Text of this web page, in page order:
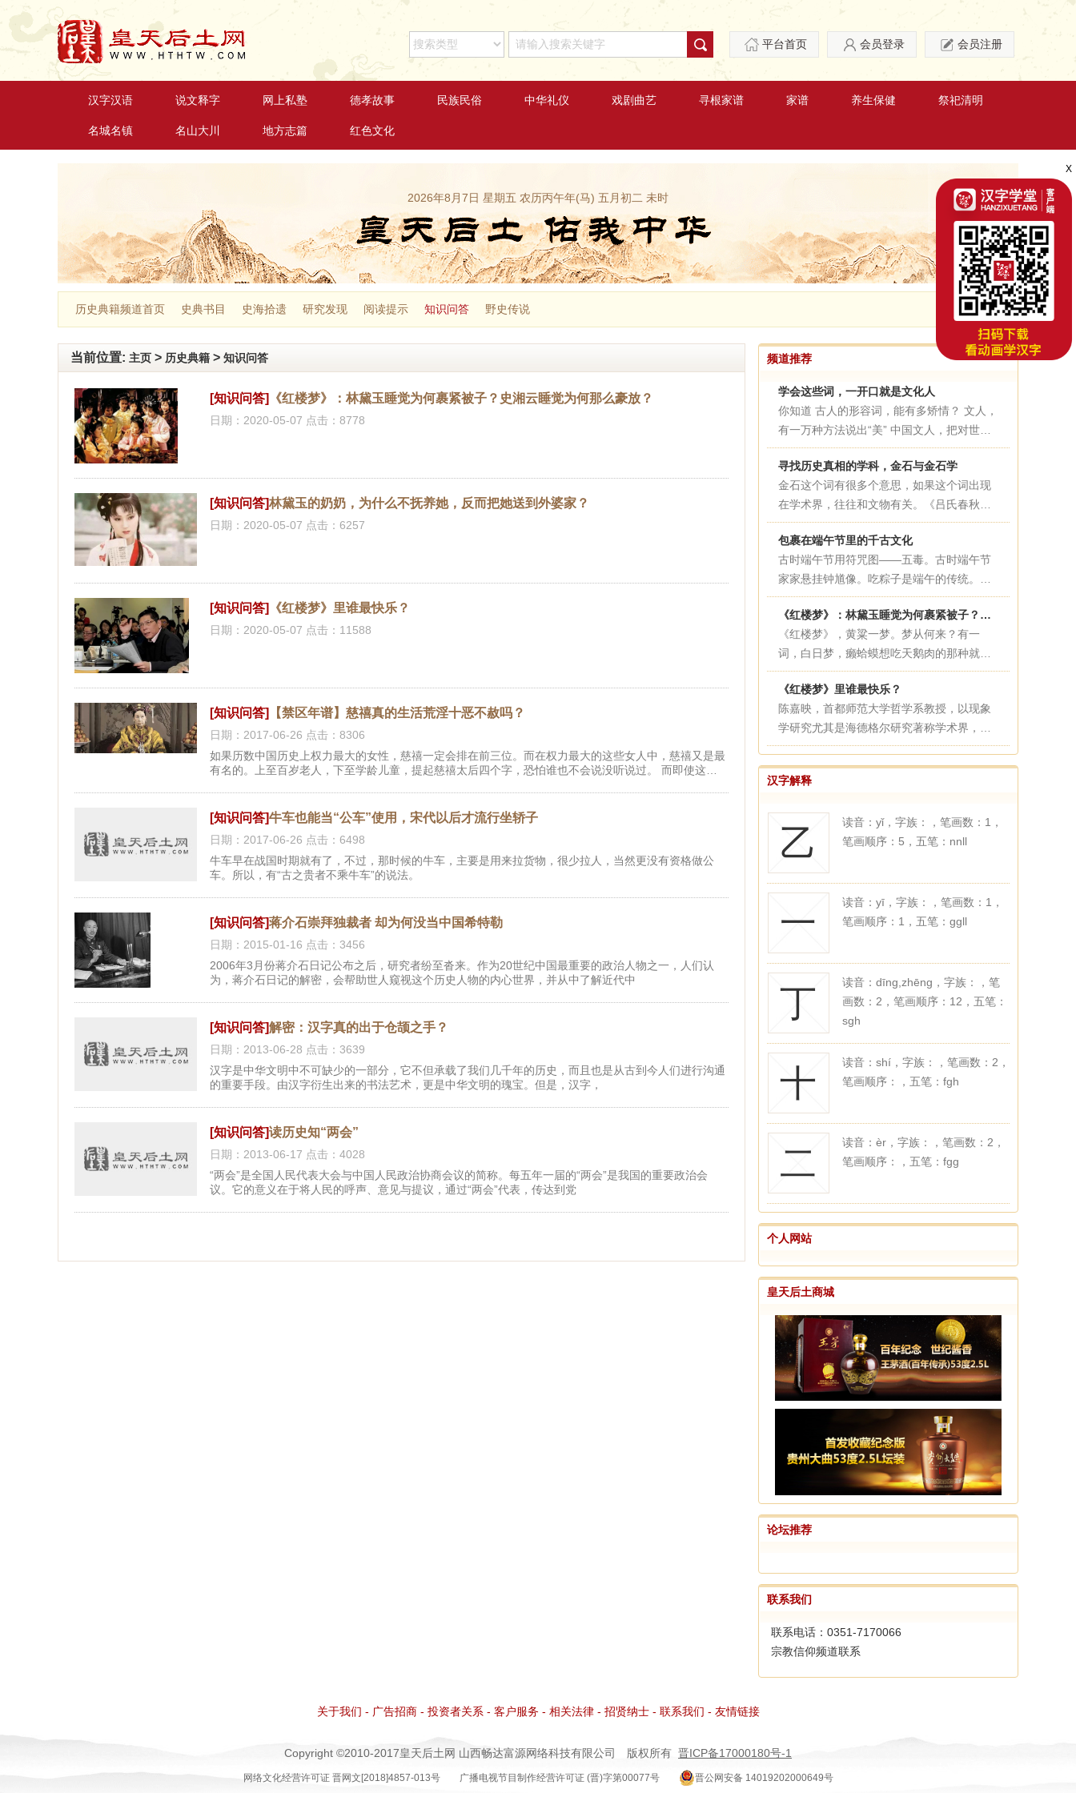
平台首页 会员登录 会员注册
X
汉字汉语 说文释字 网上私塾 德孝故事 民族民俗 中华礼仪 戏剧曲艺 寻根家谱 家谱 养生保健 祭祀清明
名城名镇 名山大川 地方志篇 红色文化
2026年8月7日 星期五 农历丙午年(马) 五月初二 未时
历史典籍频道首页 史典书目 史海拾遗 研究发现 阅读提示 知识问答 野史传说
当前位置: 主页 > 历史典籍 > 知识问答
[知识问答] 《红楼梦》：林黛玉睡觉为何裹紧被子？史湘云睡觉为何那么豪放？
日期：2020-05-07 点击：8778
[知识问答]林黛玉的奶奶，为什么不抚养她，反而把她送到外婆家？
日期：2020-05-07 点击：6257
[知识问答] 《红楼梦》里谁最快乐？
日期：2020-05-07 点击：11588
[知识问答] 【禁区年谱】慈禧真的生活荒淫十恶不赦吗？
日期：2017-06-26 点击：8306
如果历数中国历史上权力最大的女性，慈禧一定会排在前三位。而在权力最大的这些女人中，慈禧又是最
有名的。上至百岁老人，下至学龄儿童，提起慈禧太后四个字，恐怕谁也不会说没听说过。 而即使这么
图治、救国救民、壮志未酬等好词联系在一起。关于慈禧，我们究竟应该如何评价呢？
[知识问答]牛车也能当“公车”使用，宋代以后才流行坐轿子
日期：2017-06-26 点击：6498
牛车早在战国时期就有了，不过，那时候的牛车，主要是用来拉货物，很少拉人，当然更没有资格做公
车。所以，有“古之贵者不乘牛车”的说法。
[知识问答]蒋介石崇拜独裁者 却为何没当中国希特勒
日期：2015-01-16 点击：3456
2006年3月份蒋介石日记公布之后，研究者纷至沓来。作为20世纪中国最重要的政治人物之一，人们认
为，蒋介石日记的解密，会帮助世人窥视这个历史人物的内心世界，并从中了解近代中
[知识问答]解密：汉字真的出于仓颉之手？
日期：2013-06-28 点击：3639
汉字是中华文明中不可缺少的一部分，它不但承载了我们几千年的历史，而且也是从古到今人们进行沟通
的重要手段。由汉字衍生出来的书法艺术，更是中华文明的瑰宝。但是，汉字，
[知识问答]读历史知“两会”
日期：2013-06-17 点击：4028
“两会”是全国人民代表大会与中国人民政治协商会议的简称。每五年一届的“两会”是我国的重要政治会
议。它的意义在于将人民的呼声、意见与提议，通过“两会”代表，传达到党
频道推荐
学会这些词，一开口就是文化人
你知道 古人的形容词，能有多矫情？ 文人，
有一万种方法说出“美” 中国文人，把对世界
的善意和细心，用强大的文字驾驭能力，如
实展现在诗词歌赋之中。说文人“迂腐”“矫
情”的声音几千年不断，然而今日再看古人措
辞，不得不服。
寻找历史真相的学科，金石与金石学
金石这个词有很多个意思，如果这个词出现
在学术界，往往和文物有关。《吕氏春秋》
中说，“功绩铭于金石”。在这里，金是青铜
钟鼎器物的意思，石是丰碑的意思。金石就
是刻有文字的青铜器和石碑。上古时期，青
铜器上会有铭文出现，铭文的内容以历史大
事和家族荣耀为主。至于在石碑上镌刻功
绩，最早出现在战国末期。后世学者根据这
些文字记录，研究历史，形成了一个学术流
派叫“金石学派”。
包裹在端午节里的千古文化
古时端午节用符咒图——五毒。古时端午节
家家悬挂钟馗像。吃粽子是端午的传统。大
门上悬挂艾及菖蒲。“玉粽...
《红楼梦》：林黛玉睡觉为何裹紧被子？史湘云睡觉为何那么豪放？
《红楼梦》，黄粱一梦。梦从何来？有一
词，白日梦，癞蛤蟆想吃天鹅肉的那种就是
了。然而，哪怕是白日梦，最...
《红楼梦》里谁最快乐？
陈嘉映，首都师范大学哲学系教授，以现象
学研究尤其是海德格尔研究著称学术界，于
分析哲学（维特根斯坦、语...
汉字解释
乙
读音：yǐ，字族：，笔画数：1，
笔画顺序：5，五笔：nnll
一
读音：yī，字族：，笔画数：1，
笔画顺序：1，五笔：ggll
丁
读音：dīng,zhēng，字族：，笔
画数：2，笔画顺序：12，五笔：
sgh
十
读音：shí，字族：，笔画数：2，
笔画顺序：，五笔：fgh
二
读音：èr，字族：，笔画数：2，
笔画顺序：，五笔：fgg
个人网站
皇天后土商城
论坛推荐
联系我们
联系电话：0351-7170066
宗教信仰频道联系
关于我们 - 广告招商- 投资者关系 - 客户服务 - 相关法律- 招贤纳士- 联系我们 - 友情链接
Copyright ©2010-2017皇天后土网 山西畅达富源网络科技有限公司 版权所有 晋ICP备17000180号-1
网络文化经营许可证 晋网文[2018]4857-013号 广播电视节目制作经营许可证 (晋)字第00077号 晋公网安备 14019202000649号